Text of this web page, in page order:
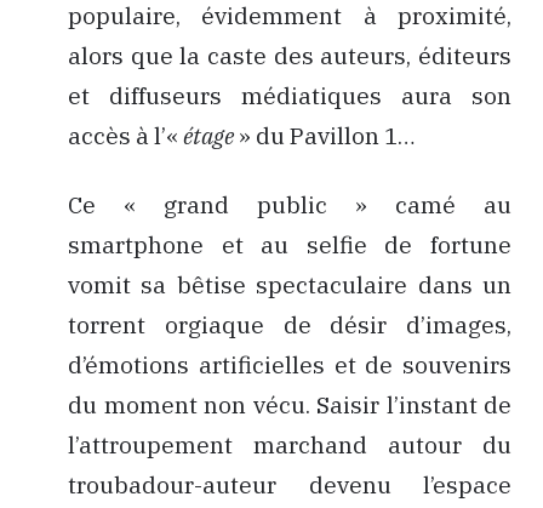
populaire, évidemment à proximité,
alors que la caste des auteurs, éditeurs
et diffuseurs médiatiques aura son
accès à l’« étage » du Pavillon 1…
Ce « grand public » camé au
smartphone et au selfie de fortune
vomit sa bêtise spectaculaire dans un
torrent orgiaque de désir d’images,
d’émotions artificielles et de souvenirs
du moment non vécu. Saisir l’instant de
l’attroupement marchand autour du
troubadour-auteur devenu l’espace